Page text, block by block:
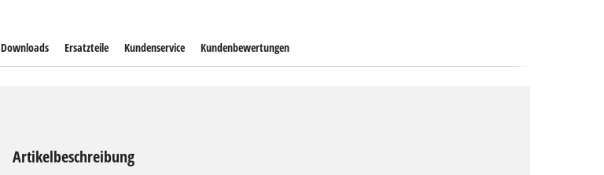
Downloads Ersatzteile Kundenservice Kundenbewertungen
Artikelbeschreibung